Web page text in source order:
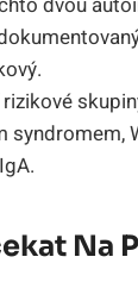
syndromem,
Na